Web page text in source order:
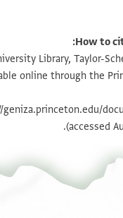
How to
Library, Taylor-
online through the
geniza.princeton.edu/
(accessed